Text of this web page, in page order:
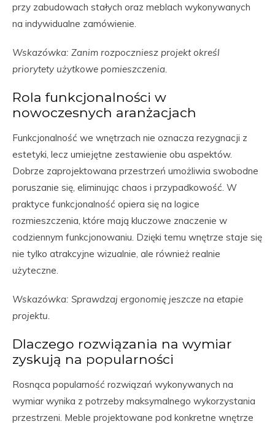
przy zabudowach stałych oraz meblach wykonywanych
na indywidualne zamówienie.
Wskazówka: Zanim rozpoczniesz projekt określ
priorytety użytkowe pomieszczenia.
Rola funkcjonalności w
nowoczesnych aranżacjach
Funkcjonalność we wnętrzach nie oznacza rezygnacji z
estetyki, lecz umiejętne zestawienie obu aspektów.
Dobrze zaprojektowana przestrzeń umożliwia swobodne
poruszanie się, eliminując chaos i przypadkowość. W
praktyce funkcjonalność opiera się na logice
rozmieszczenia, które mają kluczowe znaczenie w
codziennym funkcjonowaniu. Dzięki temu wnętrze staje się
nie tylko atrakcyjne wizualnie, ale również realnie
użyteczne.
Wskazówka: Sprawdzaj ergonomię jeszcze na etapie
projektu.
Dlaczego rozwiązania na wymiar
zyskują na popularności
Rosnąca popularność rozwiązań wykonywanych na
wymiar wynika z potrzeby maksymalnego wykorzystania
przestrzeni. Meble projektowane pod konkretne wnętrze